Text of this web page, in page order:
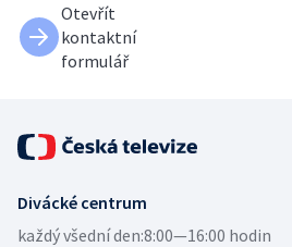
Otevřít
kontaktní
formulář
Divácké centrum
každý všední den:8:00—16:00 hodin